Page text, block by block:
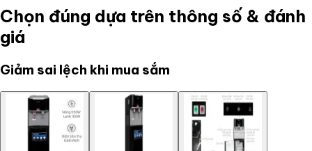
Chọn đúng dựa trên thông số & đánh
giá
Giảm sai lệch khi mua sắm